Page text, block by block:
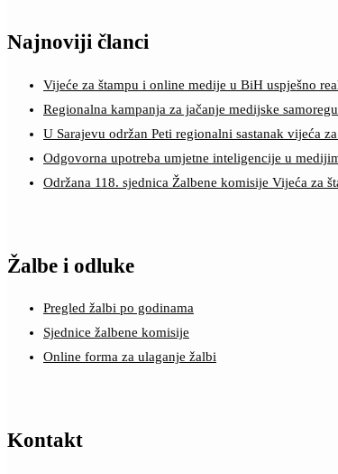
Najnoviji članci
Vijeće za štampu i online medije u BiH uspješno
Regionalna kampanja za jačanje medijske
U Sarajevu održan Peti regionalni sastanak vijeća
Odgovorna upotreba umjetne inteligencije u
Održana 118. sjednica Žalbene komisije Vijeća za
Žalbe i odluke
Pregled žalbi po godinama
Sjednice žalbene komisije
Online forma za ulaganje žalbi
Kontakt